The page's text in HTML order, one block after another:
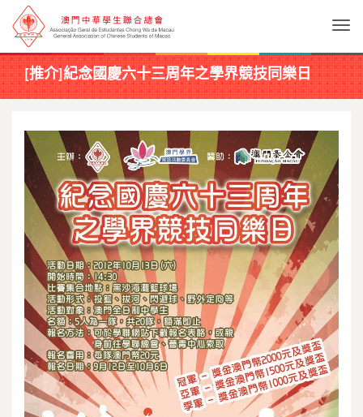
[推介]紀念國慶六十三周年之學界競技同樂日